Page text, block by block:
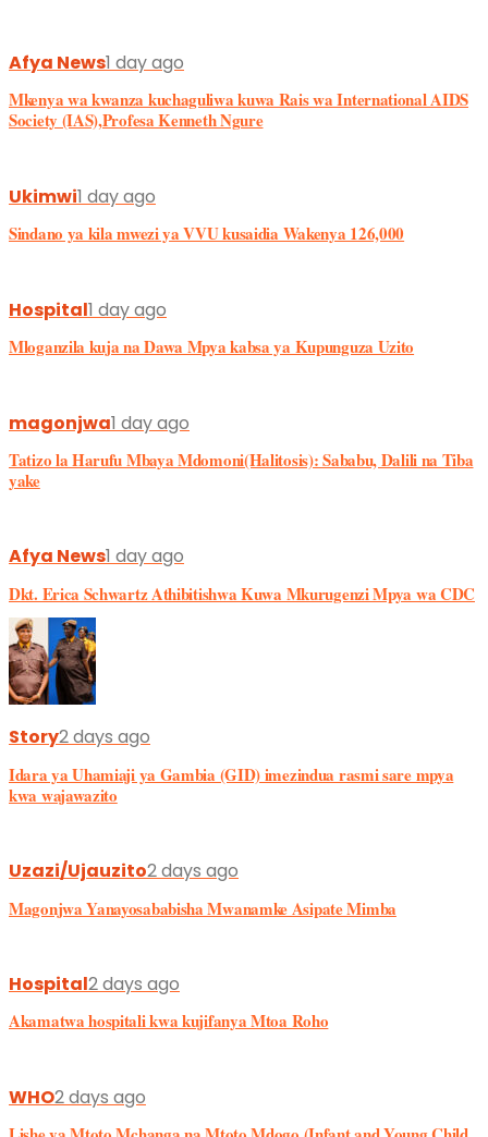
Afya News1 day ago
Mkenya wa kwanza kuchaguliwa kuwa Rais wa International AIDS
Society (IAS),Profesa Kenneth Ngure
Ukimwi1 day ago
Sindano ya kila mwezi ya VVU kusaidia Wakenya 126,000
Hospital1 day ago
Mloganzila kuja na Dawa Mpya kabsa ya Kupunguza Uzito
magonjwa1 day ago
Tatizo la Harufu Mbaya Mdomoni(Halitosis): Sababu, Dalili na Tiba
yake
Afya News1 day ago
Dkt. Erica Schwartz Athibitishwa Kuwa Mkurugenzi Mpya wa CDC
Story2 days ago
Idara ya Uhamiaji ya Gambia (GID) imezindua rasmi sare mpya
kwa wajawazito
Uzazi/Ujauzito2 days ago
Magonjwa Yanayosababisha Mwanamke Asipate Mimba
Hospital2 days ago
Akamatwa hospitali kwa kujifanya Mtoa Roho
WHO2 days ago